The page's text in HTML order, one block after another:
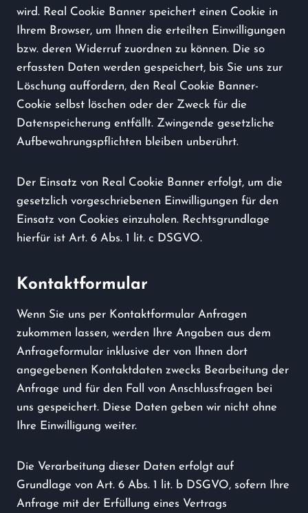
wird. Real Cookie Banner speichert einen Cookie in
Ihrem Browser, um Ihnen die erteilten Einwilligungen
bzw. deren Widerruf zuordnen zu können. Die so
erfassten Daten werden gespeichert, bis Sie uns zur
Löschung auffordern, den Real Cookie Banner-
Cookie selbst löschen oder der Zweck für die
Datenspeicherung entfällt. Zwingende gesetzliche
Aufbewahrungspflichten bleiben unberührt.
Der Einsatz von Real Cookie Banner erfolgt, um die
gesetzlich vorgeschriebenen Einwilligungen für den
Einsatz von Cookies einzuholen. Rechtsgrundlage
hierfür ist Art. 6 Abs. 1 lit. c DSGVO.
Kontaktformular
Wenn Sie uns per Kontaktformular Anfragen
zukommen lassen, werden Ihre Angaben aus dem
Anfrageformular inklusive der von Ihnen dort
angegebenen Kontaktdaten zwecks Bearbeitung der
Anfrage und für den Fall von Anschlussfragen bei
uns gespeichert. Diese Daten geben wir nicht ohne
Ihre Einwilligung weiter.
Die Verarbeitung dieser Daten erfolgt auf
Grundlage von Art. 6 Abs. 1 lit. b DSGVO, sofern Ihre
Anfrage mit der Erfüllung eines Vertrags